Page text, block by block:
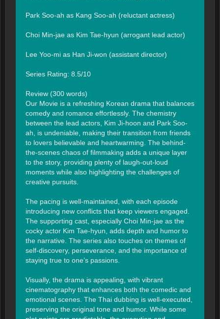
Park Soo-ah as Kang Soo-ah (reluctant actress)
Choi Min-jae as Kim Tae-hyun (arrogant lead actor)
Lee Yoo-mi as Han Ji-won (assistant director)
Series Rating: 8.5/10
Review (300 words)
Our Movie is a refreshing Korean drama that balances
comedy and romance effortlessly. The chemistry
between the lead actors, Kim Ji-hoon and Park Soo-
ah, is undeniable, making their transition from friends
to lovers believable and heartwarming. The behind-
the-scenes chaos of filmmaking adds a unique layer
to the story, providing plenty of laugh-out-loud
moments while also highlighting the challenges of
creative pursuits.
The pacing is well-maintained, with each episode
introducing new conflicts that keep viewers engaged.
The supporting cast, especially Choi Min-jae as the
cocky actor Kim Tae-hyun, adds depth and humor to
the narrative. The series also touches on themes of
self-discovery, perseverance, and the importance of
staying true to one’s passions.
Visually, the drama is appealing, with vibrant
cinematography that enhances both the comedic and
emotional scenes. The Thai dubbing is well-executed,
preserving the original tone and humor. While some